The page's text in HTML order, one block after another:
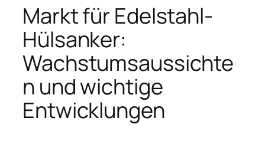
Markt für Edelstahl-
Hülsanker:
Wachstumsaussichte
n und wichtige
Entwicklungen